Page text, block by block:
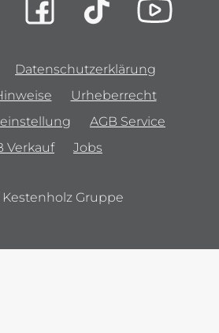
Datenschutzerklärung
Urheberrecht
AGB Service
Verkauf
Jobs
Gruppe